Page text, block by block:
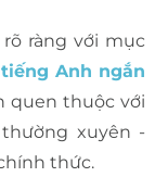
ràng với mục
Anh ngắn
quen thuộc với
xuyên -
thức.